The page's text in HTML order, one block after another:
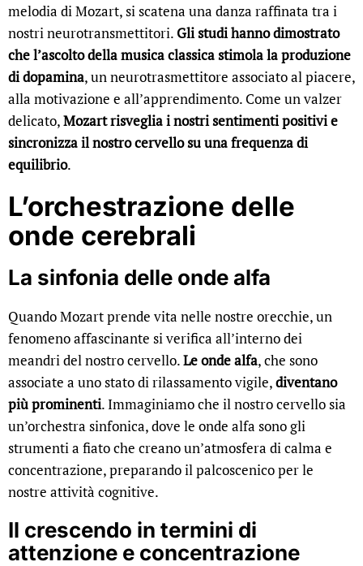
melodia di Mozart, si scatena una danza raffinata tra i
nostri neurotransmettitori. Gli studi hanno dimostrato
che l’ascolto della musica classica stimola la produzione
di dopamina, un neurotrasmettitore associato al piacere,
alla motivazione e all’apprendimento. Come un valzer
delicato,Mozart risveglia i nostri sentimenti positivi e
sincronizza il nostro cervello su una frequenza di
equilibrio.
L’orchestrazione delle
onde cerebrali
La sinfonia delle onde alfa
Quando Mozart prende vita nelle nostre orecchie, un
fenomeno affascinante si verifica all’interno dei
meandri del nostro cervello.Le onde alfa, che sono
associate a uno stato di rilassamento vigile,diventano
più prominenti. Immaginiamo che il nostro cervello sia
un’orchestra sinfonica, dove le onde alfa sono gli
strumenti a fiato che creano un’atmosfera di calma e
concentrazione, preparando il palcoscenico per le
nostre attività cognitive.
Il crescendo in termini di
attenzione e concentrazione